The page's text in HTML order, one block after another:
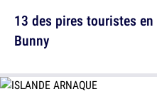
13 des pires touristes
Bunny